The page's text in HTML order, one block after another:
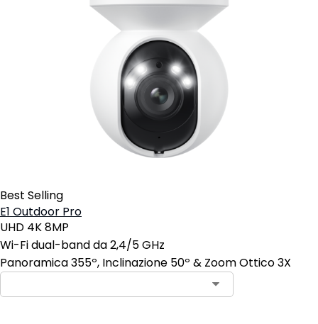
Best Selling
E1 Outdoor Pro
UHD 4K 8MP
Wi-Fi dual-band da 2,4/5 GHz
Panoramica 355º, Inclinazione 50º & Zoom Ottico 3X